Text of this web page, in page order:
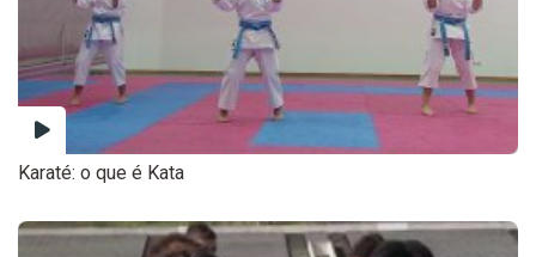
Karaté: o que é Kata